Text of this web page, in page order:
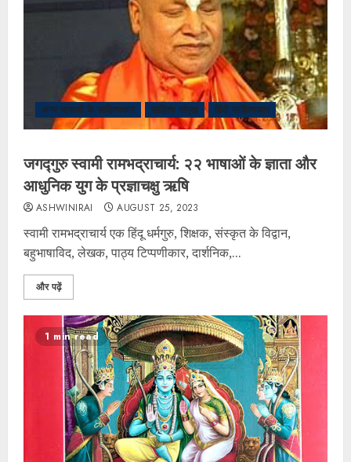
अन्य भाषाओं के साहित्यकार साहित्य संग्रह हिंदी साहित्यकार
जगद्गुरु स्वामी रामभद्राचार्य: २२ भाषाओं के ज्ञाता और
आधुनिक युग के प्रज्ञाचक्षु ऋषि
ASHWINIRAI AUGUST 25, 2023
स्वामी रामभद्राचार्य एक हिंदू धर्मगुरु, शिक्षक, संस्कृत के विद्वान,
बहुभाषाविद, लेखक, पाठ्य टिप्पणीकार, दार्शनिक,...
और पढ़ें
1 min read